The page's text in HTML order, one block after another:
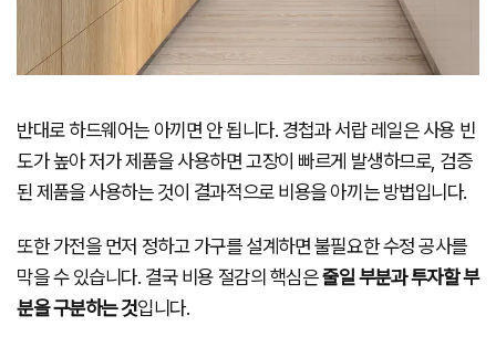
반대로 하드웨어는 아끼면 안 됩니다. 경첩과 서랍 레일은 사용 빈
도가 높아 저가 제품을 사용하면 고장이 빠르게 발생하므로, 검증
된 제품을 사용하는 것이 결과적으로 비용을 아끼는 방법입니다.
또한 가전을 먼저 정하고 가구를 설계하면 불필요한 수정 공사를
막을 수 있습니다. 결국 비용 절감의 핵심은줄일 부분과 투자할 부
분을 구분하는 것입니다.